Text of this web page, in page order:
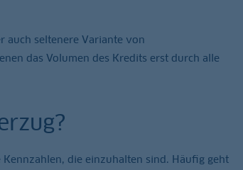
auch seltenere Variante von
das Volumen des Kredits erst durch alle
die einzuhalten sind. Häufig geht